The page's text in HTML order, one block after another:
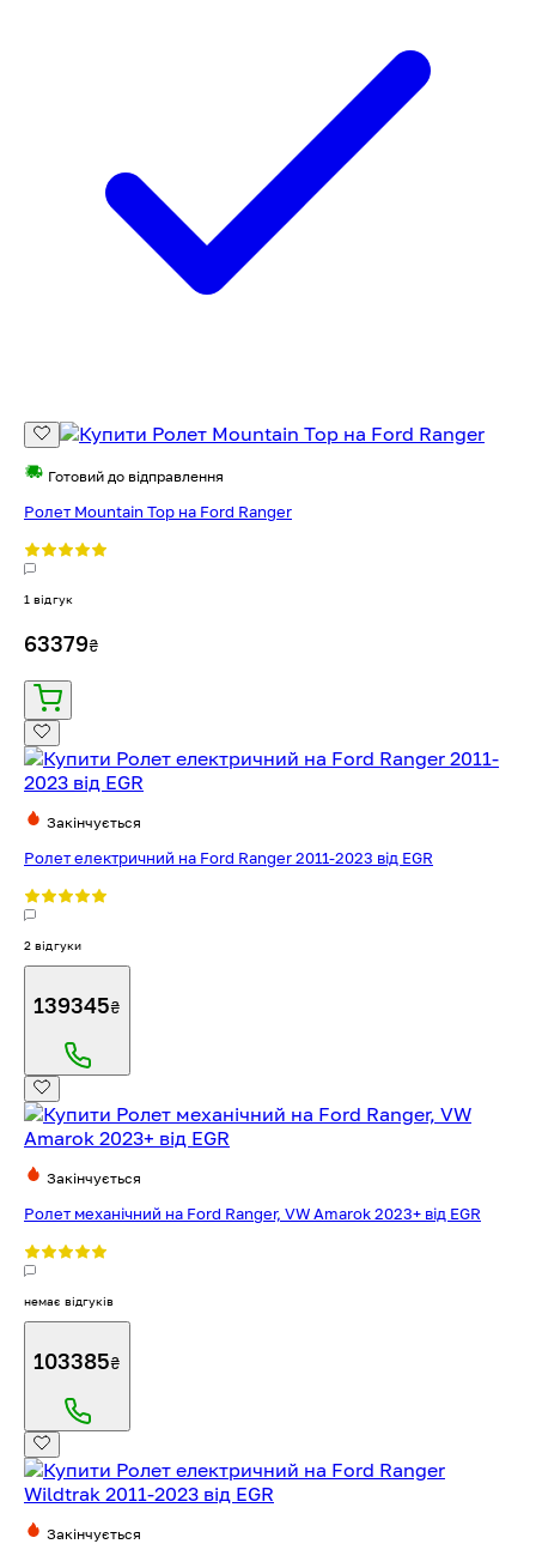
Готовий до відправлення
Ролет Mountain Top на Ford Ranger
1 відгук
63379₴
Закінчується
Ролет електричний на Ford Ranger 2011-2023 від EGR
2 відгуки
139345₴
Закінчується
Ролет механічний на Ford Ranger, VW Amarok 2023+ від EGR
немає відгуків
103385₴
Закінчується